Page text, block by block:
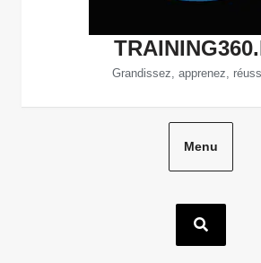
Grandissez, apprenez,
Menu